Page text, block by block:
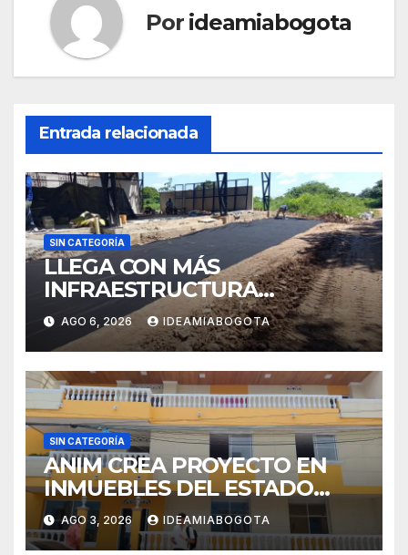
Por ideamiabogota
Entrada relacionada
SIN CATEGORÍA
LLEGA CON MÁS
INFRAESTRUCTURA
EDUCATIVA A MAJAGUAL
SUCRE
AGO 6, 2026 IDEAMIABOGOTA
SIN CATEGORÍA
ANIM CREA PROYECTO EN
INMUEBLES DEL ESTADO
PARA VIVIENDA A MADRES
CABEZA DE FAMILIA
AGO 3, 2026 IDEAMIABOGOTA